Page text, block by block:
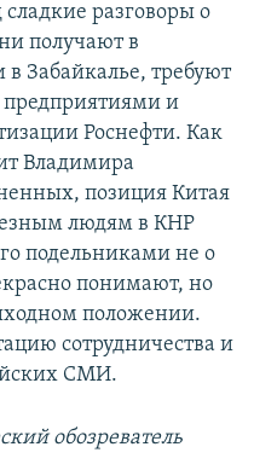
разговоры о
получают в
Забайкалье, требуют
и
Роснефти. Как
Владимира
позиция Китая
людям в КНР
подельниками не о
понимают, но
положении.
сотрудничества и
СМИ.
обозреватель